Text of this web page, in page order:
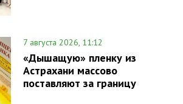
7 августа 2026, 11:12
«Дышащую» пленку из
Астрахани массово
поставляют за границу